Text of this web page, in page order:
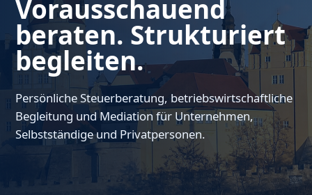
Vorausschauend
beraten. Strukturiert
begleiten.
Persönliche Steuerberatung, betriebswirtschaftliche
Begleitung und Mediation für Unternehmen,
Selbstständige und Privatpersonen.